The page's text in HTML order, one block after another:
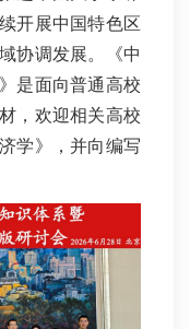
开展中国特色区
协调发展。《中
是面向普通高校
，欢迎相关高校
学》，并向编写